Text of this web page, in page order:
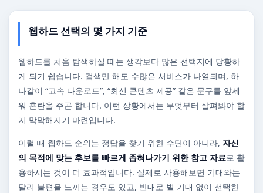
웹하드 선택의 몇 가지 기준
웹하드를 처음 탐색하실 때는 생각보다 많은 선택지에 당황하
게 되기 쉽습니다. 검색만 해도 수많은 서비스가 나열되며, 하
나같이 “고속 다운로드”, “최신 콘텐츠 제공” 같은 문구를 앞세
워 혼란을 주곤 합니다. 이런 상황에서는 무엇부터 살펴봐야 할
지 막막해지기 마련입니다.
이럴 때 웹하드 순위는 정답을 찾기 위한 수단이 아니라, 자신
의 목적에 맞는 후보를 빠르게 좁혀나가기 위한 참고 자료로 활
용하시는 것이 더 효과적입니다. 실제로 사용해보면 기대와는
달리 불편을 느끼는 경우도 있고, 반대로 별 기대 없이 선택한